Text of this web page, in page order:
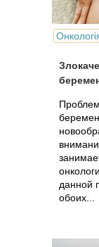
данной
обоих...